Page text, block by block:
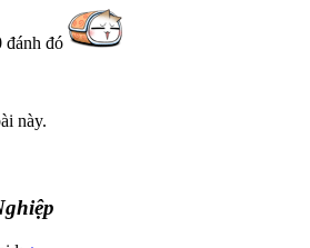
đánh đó
này.